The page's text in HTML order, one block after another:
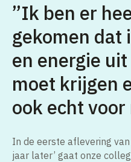
”Ik ben er
gekomen dat
en energie
moet krijgen
ook echt voor
In de eerste aflevering
jaar later’ gaat onze